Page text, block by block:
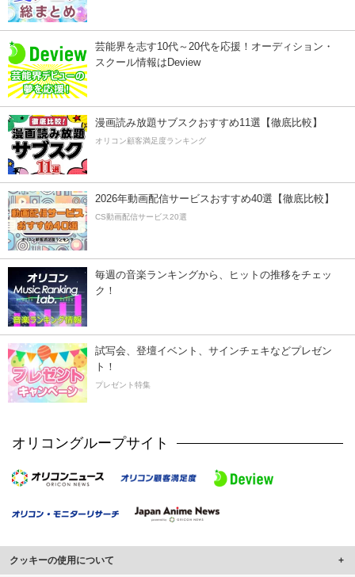
芸能界を志す10代～20代を応援！オーディション・
スクール情報はDeview
漫画読み放題サブスクおすすめ11選【徹底比較】
オリコン顧客満足度ランキング
2026年動画配信サービスおすすめ40選【徹底比較】
CS動画配信サービス20選
毎週の音楽ランキングから、ヒットの推移をチェッ
ク！
試写会、登壇イベント、サインチェキなどプレゼン
ト！
プレゼント特集
オリコングループサイト
クッキーの使用について